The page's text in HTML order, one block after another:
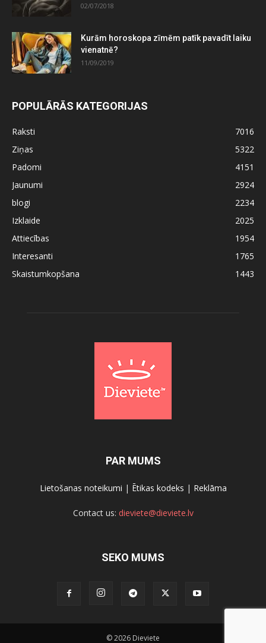
02/07/2018
Kurām horoskopa zīmēm patīk pavadīt laiku
vienatnē?
11/09/2019
POPULĀRĀS KATEGORIJAS
Raksti
7016
Ziņas
5322
Padomi
4151
Jaunumi
2924
blogi
2234
Izklaide
2025
Attiecības
1954
Interesanti
1765
Skaistumkopšana
1443
PAR MUMS
Lietošanas noteikumi | Ētikas kodeks | Reklāma
Contact us: dieviete@dieviete.lv
SEKO MUMS
© 2026 Dieviete